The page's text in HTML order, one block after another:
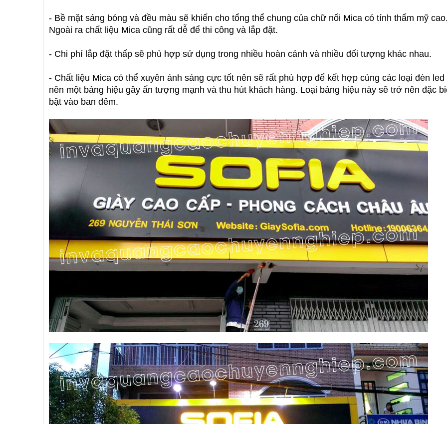
- Bề mặt sáng bóng và đều màu sẽ khiến cho tổng thể chung của chữ nổi Mica có tính thẩm mỹ cao.
Ngoài ra chất liệu Mica cũng rất dễ để thi công và lắp đặt.
- Chi phí lắp đặt thấp sẽ phù hợp sử dụng trong nhiều hoàn cảnh và nhiều đối tượng khác nhau.
- Chất liệu Mica có thể xuyên ánh sáng cực tốt nên sẽ rất phù hợp để kết hợp cùng các loại đèn led
nên một bảng hiệu gây ấn tượng mạnh và thu hút khách hàng. Loại bảng hiệu này sẽ trở nên đặc
bật vào ban đêm.